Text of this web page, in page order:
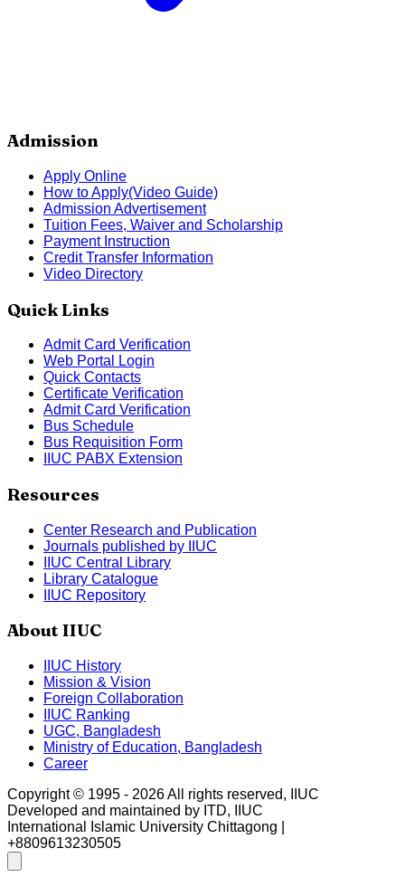
Admission
Apply Online
How to Apply(Video Guide)
Admission Advertisement
Tuition Fees, Waiver and Scholarship
Payment Instruction
Credit Transfer Information
Video Directory
Quick Links
Admit Card Verification
Web Portal Login
Quick Contacts
Certificate Verification
Admit Card Verification
Bus Schedule
Bus Requisition Form
IIUC PABX Extension
Resources
Center Research and Publication
Journals published by IIUC
IIUC Central Library
Library Catalogue
IIUC Repository
About IIUC
IIUC History
Mission & Vision
Foreign Collaboration
IIUC Ranking
UGC, Bangladesh
Ministry of Education, Bangladesh
Career
Copyright © 1995 - 2026All rights reserved, IIUC
Developed and maintained by ITD, IIUC
International Islamic University Chittagong |
+8809613230505